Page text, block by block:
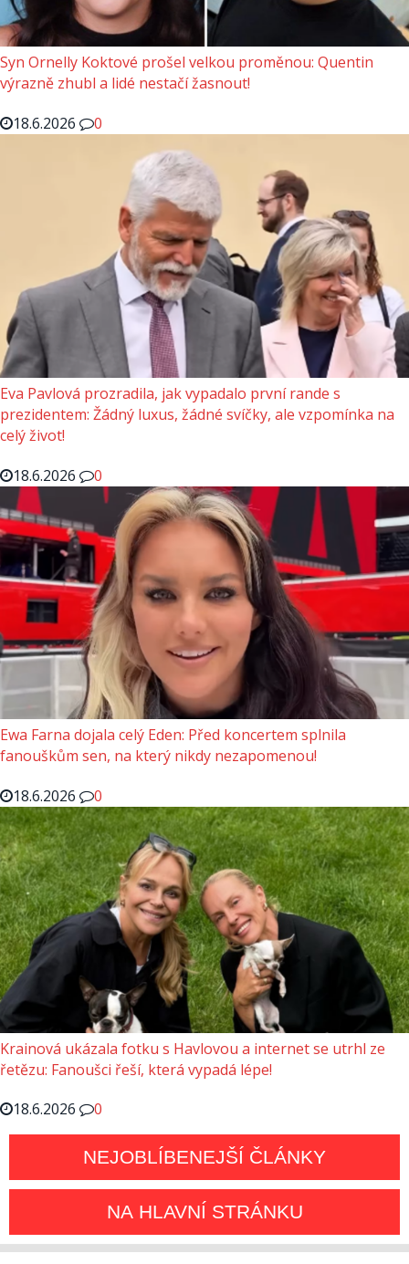
Syn Ornelly Koktové prošel velkou proměnou: Quentin
výrazně zhubl a lidé nestačí žasnout!
18.6.2026
0
Eva Pavlová prozradila, jak vypadalo první rande s
prezidentem: Žádný luxus, žádné svíčky, ale vzpomínka na
celý život!
18.6.2026
0
Ewa Farna dojala celý Eden: Před koncertem splnila
fanouškům sen, na který nikdy nezapomenou!
18.6.2026
0
Krainová ukázala fotku s Havlovou a internet se utrhl ze
řetězu: Fanoušci řeší, která vypadá lépe!
18.6.2026
0
NEJOBLÍBENEJŠÍ ČLÁNKY
NA HLAVNÍ STRÁNKU